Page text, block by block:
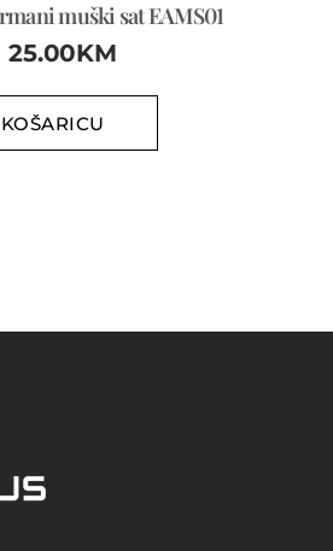
muški sat EAMS01
25.00KM